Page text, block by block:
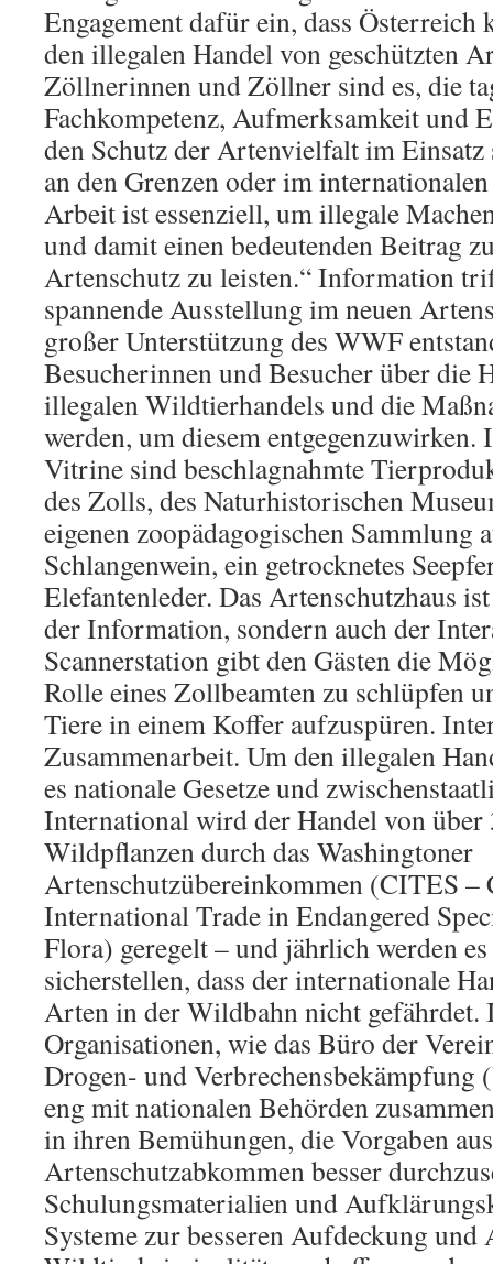
Engagement dafür ein, dass Österreich
den illegalen Handel von geschützten
Zöllnerinnen und Zöllner sind es, die
Fachkompetenz, Aufmerksamkeit und
den Schutz der Artenvielfalt im
an den Grenzen oder im
Arbeit ist essenziell, um illegale
und damit einen bedeutenden Beitrag
Artenschutz zu leisten.“ Information
spannende Ausstellung im neuen
großer Unterstützung des WWF
Besucherinnen und Besucher über die
illegalen Wildtierhandels und die
werden, um diesem entgegenzuwirken.
Vitrine sind beschlagnahmte
des Zolls, des Naturhistorischen
eigenen zoopädagogischen Sammlung
Schlangenwein, ein getrocknetes
Elefantenleder. Das Artenschutzhaus
der Information, sondern auch der
Scannerstation gibt den Gästen die
Rolle eines Zollbeamten zu schlüpfen
Tiere in einem Koffer aufzuspüren.
Zusammenarbeit. Um den illegalen
es nationale Gesetze und
International wird der Handel von
Wildpflanzen durch das Washingtoner
Artenschutzübereinkommen (CITES –
International Trade in Endangered
Flora) geregelt – und jährlich werden
sicherstellen, dass der internationale
Arten in der Wildbahn nicht gefährdet.
Organisationen, wie das Büro der
Drogen- und Verbrechensbekämpfung
eng mit nationalen Behörden
in ihren Bemühungen, die Vorgaben
Artenschutzabkommen besser
Schulungsmaterialien und
Systeme zur besseren Aufdeckung